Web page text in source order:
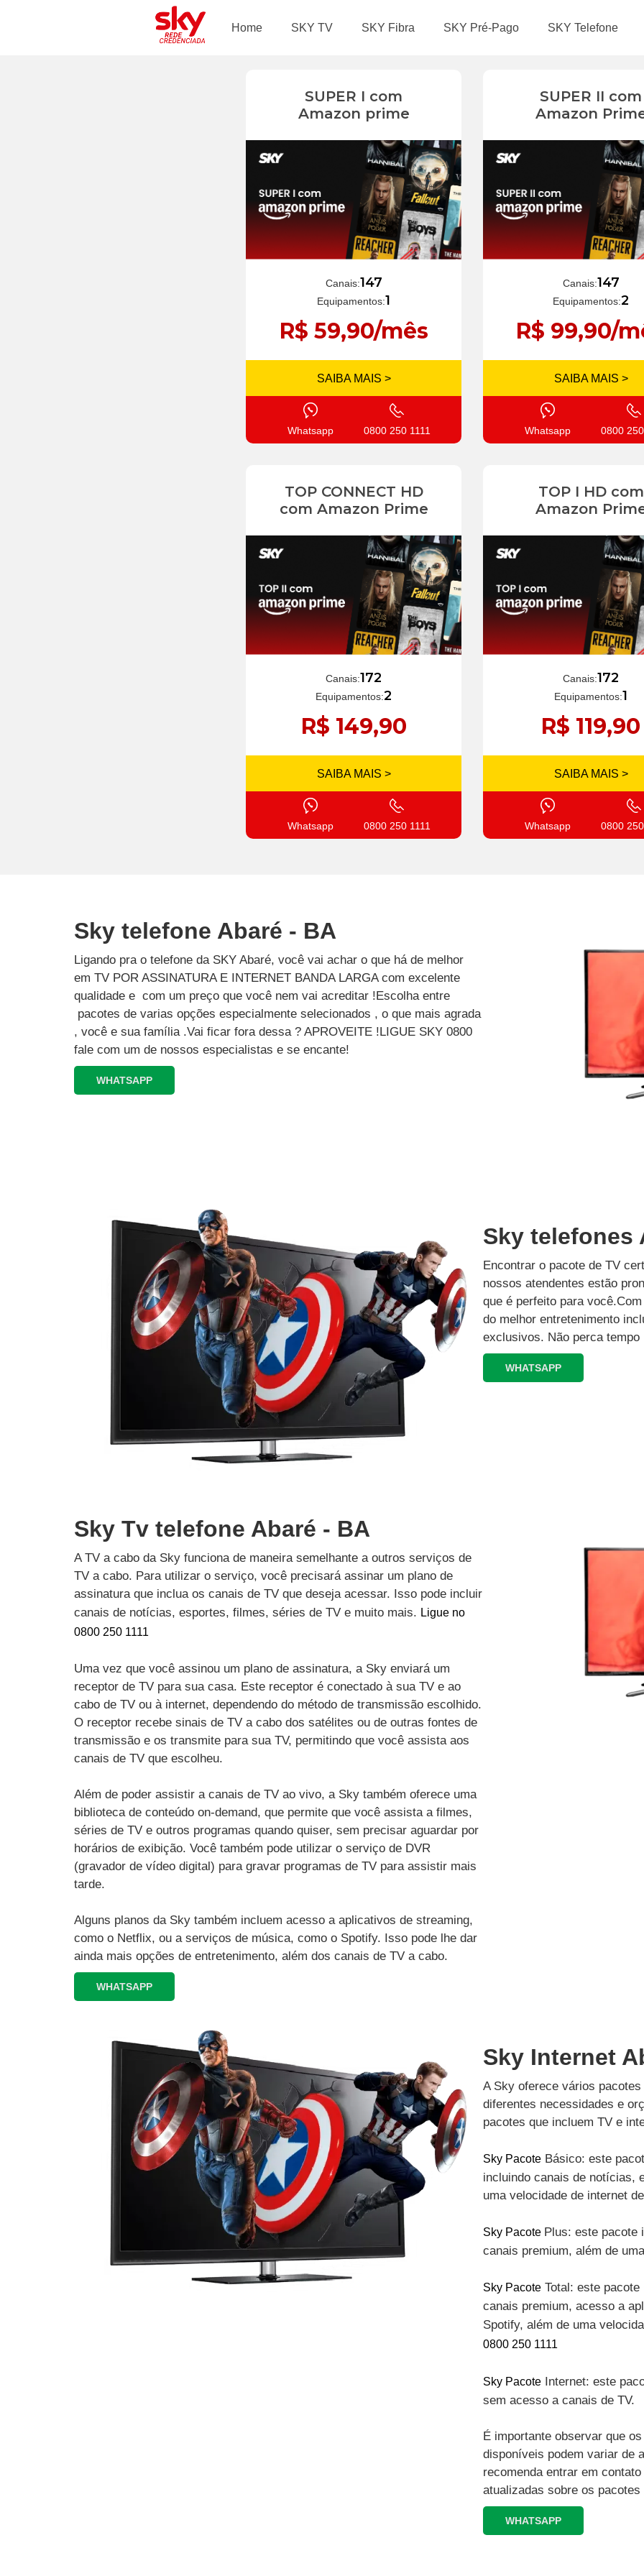
Home SKY TV SKY Fibra SKY Pré-Pago SKY Telefone
SUPER I com
Amazon prime
Canais:147
Equipamentos:1
R$ 59,90/mês
SAIBA MAIS >
Whatsapp 0800 250 1111
SUPER II com
Amazon
Canais:147
Equipamentos:2
R$ 99,90/
SAIBA MAIS >
Whatsapp 0800
TOP CONNECT HD
com Amazon Prime
Canais:172
Equipamentos:2
R$ 149,90
SAIBA MAIS >
Whatsapp 0800 250 1111
TOP I HD com
Amazon
Canais:172
Equipamentos:1
R$ 119,90
SAIBA MAIS >
Whatsapp 0800
Sky telefone Abaré - BA
Ligando pra o telefone da SKY Abaré, você vai achar o que há de melhor
em TV POR ASSINATURA E INTERNET BANDA LARGA com excelente
qualidade e com um preço que você nem vai acreditar !Escolha entre
pacotes de varias opções especialmente selecionados , o que mais agrada
, você e sua família .Vai ficar fora dessa ? APROVEITE !LIGUE SKY 0800
fale com um de nossos especialistas e se encante!
WHATSAPP
Sky telefones
Encontrar o pacote de TV
nossos atendentes estão
que é perfeito para
do melhor entretenimento
exclusivos.‍ Não perca
WHATSAPP
Sky Tv telefone Abaré - BA
A TV a cabo da Sky funciona de maneira semelhante a outros serviços de
TV a cabo. Para utilizar o serviço, você precisará assinar um plano de
assinatura que inclua os canais de TV que deseja acessar. Isso pode incluir
canais de notícias, esportes, filmes, séries de TV e muito mais. Ligue no
0800 250 1111
Uma vez que você assinou um plano de assinatura, a Sky enviará um
receptor de TV para sua casa. Este receptor é conectado à sua TV e ao
cabo de TV ou à internet, dependendo do método de transmissão escolhido.
O receptor recebe sinais de TV a cabo dos satélites ou de outras fontes de
transmissão e os transmite para sua TV, permitindo que você assista aos
canais de TV que escolheu.
Além de poder assistir a canais de TV ao vivo, a Sky também oferece uma
biblioteca de conteúdo on-demand, que permite que você assista a filmes,
séries de TV e outros programas quando quiser, sem precisar aguardar por
horários de exibição. Você também pode utilizar o serviço de DVR
(gravador de vídeo digital) para gravar programas de TV para assistir mais
tarde.
Alguns planos da Sky também incluem acesso a aplicativos de streaming,
como o Netflix, ou a serviços de música, como o Spotify. Isso pode lhe dar
ainda mais opções de entretenimento, além dos canais de TV a cabo.
WHATSAPP
Sky Internet
A Sky oferece vários
diferentes necessidades e
pacotes que incluem TV e
Sky Pacote Básico: este
incluindo canais de notícias,
uma velocidade de internet
Sky Pacote Plus: este pacote
canais premium, além de
Sky Pacote Total: este
canais premium, acesso a
Spotify, além de uma
0800 250 1111
Sky Pacote Internet: este
sem acesso a canais de TV.
É importante observar que
disponíveis podem variar de
recomenda entrar em
atualizadas sobre os
WHATSAPP